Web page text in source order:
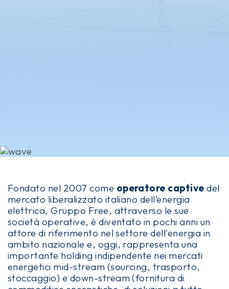
Fondato nel 2007 come operatore captive del
mercato liberalizzato italiano dell’energia
elettrica, Gruppo Free, attraverso le sue
società operative, è diventato in pochi anni un
attore di riferimento nel settore dell'energia in
ambito nazionale e, oggi, rappresenta una
importante holding indipendente nei mercati
energetici mid-stream (sourcing, trasporto,
stoccaggio) e down-stream (fornitura di